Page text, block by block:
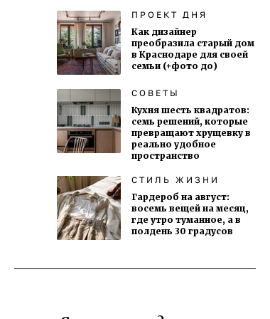
ПРОЕКТ ДНЯ
Как дизайнер
преобразила старый дом
в Краснодаре для своей
семьи (+фото до)
СОВЕТЫ
Кухня шесть квадратов:
семь решений, которые
превращают хрущевку в
реально удобное
пространство
СТИЛЬ ЖИЗНИ
Гардероб на август:
восемь вещей на месяц,
где утро туманное, а в
полдень 30 градусов